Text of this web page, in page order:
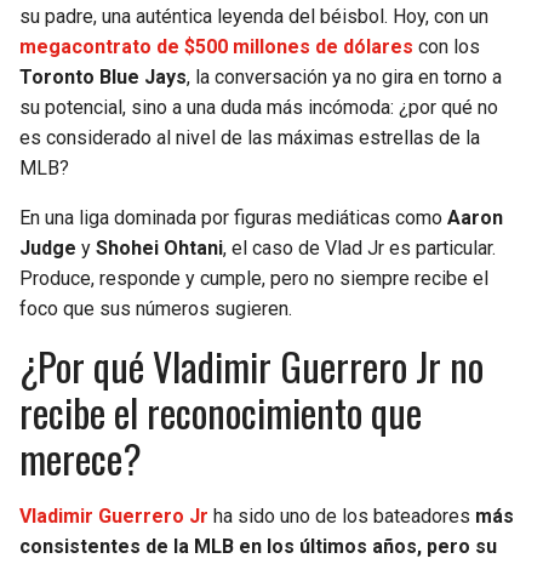
FALCONS
PANTHERS
SAINTS
BUCCANEERS
TRAIL BLAZERS
JAZZ
su padre, una auténtica leyenda del béisbol. Hoy, con un
megacontrato de $500 millones de dólares con los
Toronto Blue Jays, la conversación ya no gira en torno a
su potencial, sino a una duda más incómoda: ¿por qué no
es considerado al nivel de las máximas estrellas de la
MLB?
En una liga dominada por figuras mediáticas como Aaron
Judge y Shohei Ohtani, el caso de Vlad Jr es particular.
Produce, responde y cumple, pero no siempre recibe el
foco que sus números sugieren.
¿Por qué Vladimir Guerrero Jr no
recibe el reconocimiento que
merece?
Vladimir Guerrero Jr ha sido uno de los bateadores más
consistentes de la MLB en los últimos años, pero su